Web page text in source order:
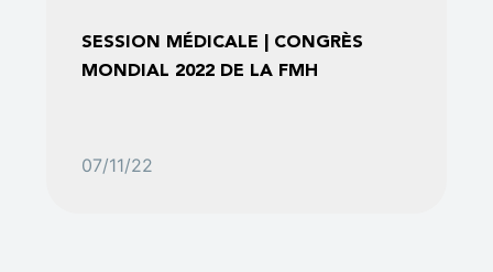
SESSION MÉDICALE | CONGRÈS
MONDIAL 2022 DE LA FMH
07/11/22